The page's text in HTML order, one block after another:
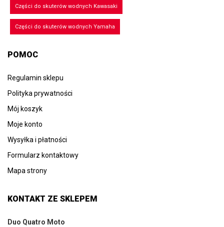
Części do skuterów wodnych Kawasaki
Części do skuterów wodnych Yamaha
POMOC
Regulamin sklepu
Polityka prywatności
Mój koszyk
Moje konto
Wysyłka i płatności
Formularz kontaktowy
Mapa strony
KONTAKT ZE SKLEPEM
Duo Quatro Moto